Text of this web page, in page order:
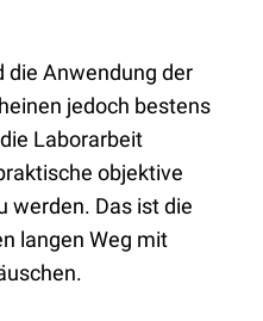
die Anwendung der
jedoch bestens
Laborarbeit
objektive
werden. Das ist die
langen Weg mit